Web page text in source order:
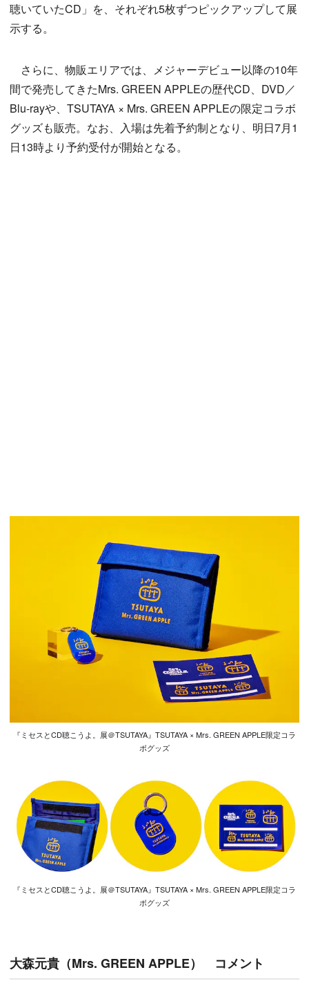
聴いていたCD」を、それぞれ5枚ずつピックアップして展
示する。
さらに、物販エリアでは、メジャーデビュー以降の10年
間で発売してきたMrs. GREEN APPLEの歴代CD、DVD／
Blu-rayや、TSUTAYA × Mrs. GREEN APPLEの限定コラボ
グッズも販売。なお、入場は先着予約制となり、明日7月1
日13時より予約受付が開始となる。
『ミセスとCD聴こうよ。展＠TSUTAYA』TSUTAYA × Mrs. GREEN APPLE限定コラ
ボグッズ
『ミセスとCD聴こうよ。展＠TSUTAYA』TSUTAYA × Mrs. GREEN APPLE限定コラ
ボグッズ
大森元貴（Mrs. GREEN APPLE） コメント